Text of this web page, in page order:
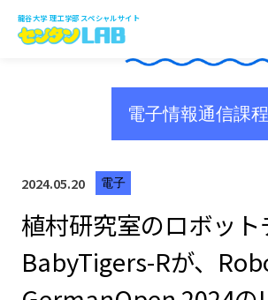
龍谷大学 理工学部 スペシャルサイト
理工学部って？
まなべるコト
スペシャルコンテンツ
電子情報通信課程
2024.05.20 電子
植村研究室のロボット
BabyTigers-Rが、